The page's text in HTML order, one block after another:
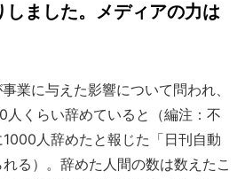
しました。メディアの力は
業に与えた影響について問われ、
人くらい辞めていると（編注：不
人辞めたと報じた「日刊自動
る）。辞めた人間の数は数えたこ